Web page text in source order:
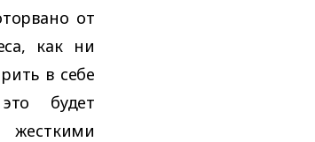
от
как ни
в себе
будет